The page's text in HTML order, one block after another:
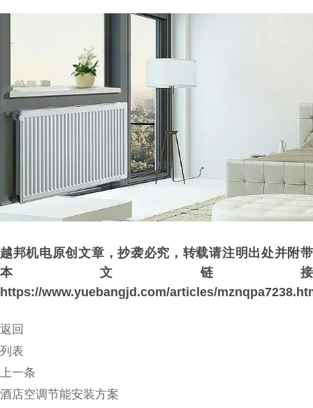
越邦机电原创文章，抄袭必究，转载请注明出处并附带
本文链接
https://www.yuebangjd.com/articles/
返回
列表
上一条
酒店空调节能安装方案